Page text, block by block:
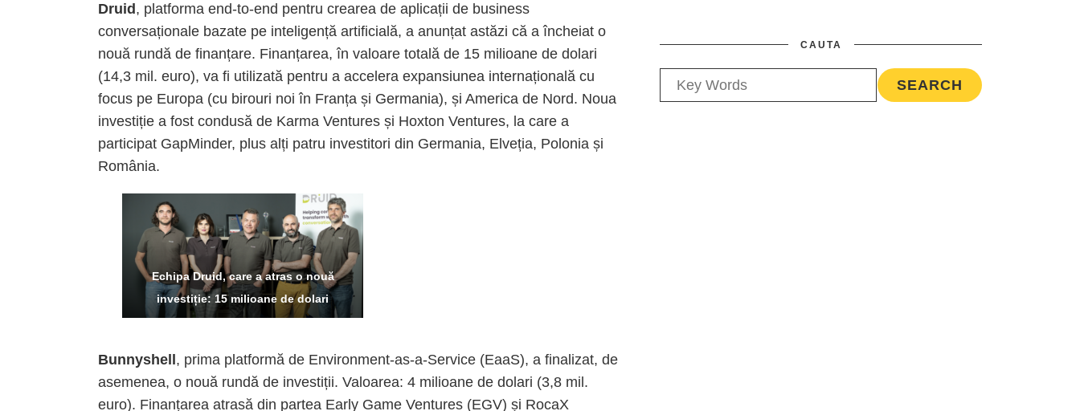
Druid , platforma end-to-end pentru crearea de aplicații de business
conversaționale bazate pe inteligență artificială, a anunțat astăzi că a încheiat o
nouă rundă de finanțare. Finanțarea, în valoare totală de 15 milioane de dolari
(14,3 mil. euro), va fi utilizată pentru a accelera expansiunea internațională cu
focus pe Europa (cu birouri noi în Franța și Germania), și America de Nord. Noua
investiție a fost condusă de Karma Ventures și Hoxton Ventures, la care a
participat GapMinder, plus alți patru investitori din Germania, Elveția, Polonia și
România.
Echipa Druid, care a atras o nouă
investiție: 15 milioane de dolari
Bunnyshell , prima platformă de Environment-as-a-Service (EaaS), a finalizat, de
asemenea, o nouă rundă de investiții. Valoarea: 4 milioane de dolari (3,8 mil.
euro). Finanțarea atrasă din partea Early Game Ventures (EGV) și RocaX
CAUTA